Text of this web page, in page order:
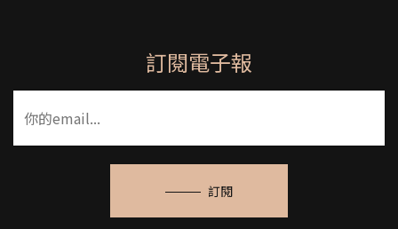
訂閱電子報
訂閱